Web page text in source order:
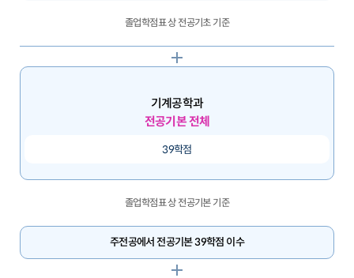
졸업학점표 상 전공기초 기준
기계공학과
전공기본 전체
39학점
졸업학점표 상 전공기본 기준
주전공에서 전공기본 39학점 이수